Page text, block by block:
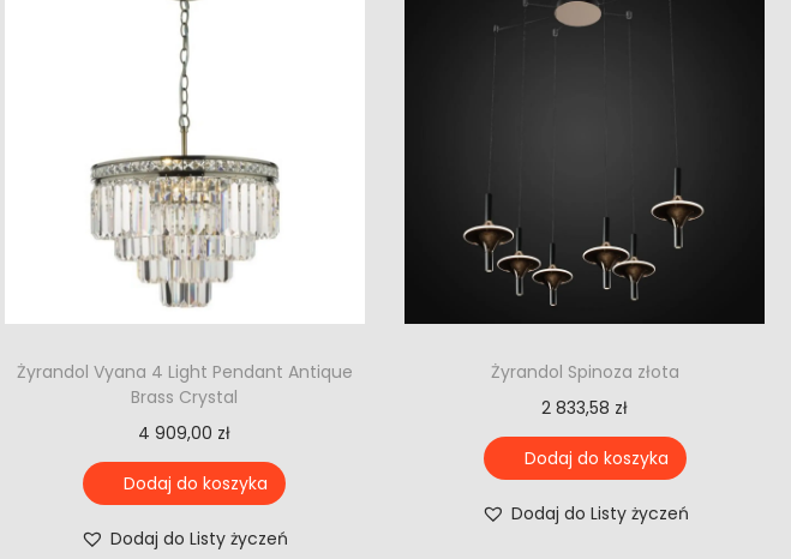
Żyrandol Vyana 4 Light Pendant Antique
Brass Crystal
4 909,00 zł
Dodaj do koszyka
Dodaj do Listy życzeń
Żyrandol Spinoza złota
2 833,58 zł
Dodaj do koszyka
Dodaj do Listy życzeń